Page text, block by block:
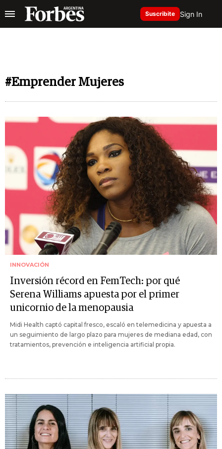
Suscribite Sign In
#Emprender Mujeres
INNOVACIÓN
Inversión récord en FemTech: por qué
Serena Williams apuesta por el primer
unicornio de la menopausia
Midi Health captó capital fresco, escaló en telemedicina y apuesta a
un seguimiento de largo plazo para mujeres de mediana edad, con
tratamientos, prevención e inteligencia artificial propia.